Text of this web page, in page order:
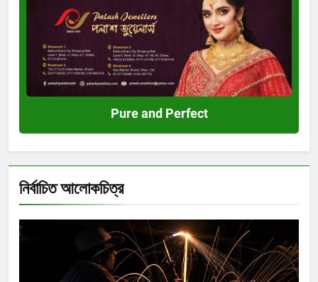
Pure and Perfect
নির্বাচিত আলোকচিত্র